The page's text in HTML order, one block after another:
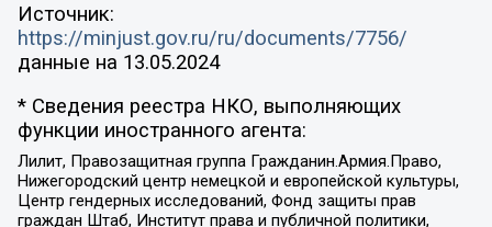
Источник:
https://minjust.gov.ru/ru/documents/7756/
данные на 13.05.2024
* Сведения реестра НКО, выполняющих
функции иностранного агента:
Лилит, Правозащитная группа Гражданин.Армия.Право,
Нижегородский центр немецкой и европейской культуры,
Центр гендерных исследований, Фонд защиты прав
граждан Штаб, Институт права и публичной политики,